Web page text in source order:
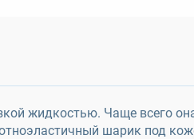
жидкостью. Чаще всего
шарик под